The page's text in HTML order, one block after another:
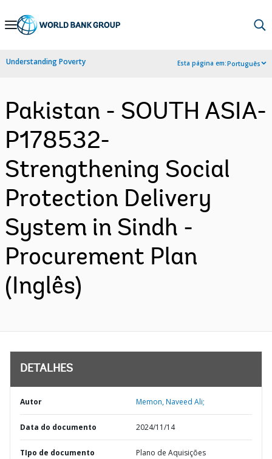
Skip
Navigation
Understanding Poverty Esta página em:Português
Pakistan - SOUTH ASIA-
P178532-
Strengthening Social
Protection Delivery
System in Sindh -
Procurement Plan
(Inglês)
DETALHES
Autor Memon, Naveed Ali;
Data do documento 2024/11/14
TIpo de documento Plano de Aquisições